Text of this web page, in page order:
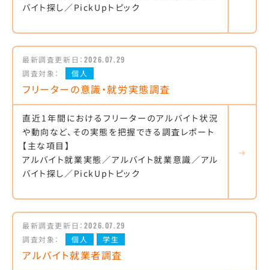
バイト探し／PickUpトピック
最新調査更新日： 2026.07.29
調査対象：
個人
フリーターの意識・就労実態調査
直近1年間におけるフリーターのアルバイト状況
や動向など、その実態を把握できる調査レポート
【主な項目】
アルバイト就業実態／アルバイト就業意識／アル
バイト探し／PickUpトピック
最新調査更新日： 2026.07.29
調査対象：
個人 学生
アルバイト就業者調査